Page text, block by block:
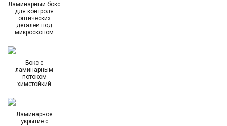
Ламинарный бокс
для контроля
оптических
деталей под
микроскопом
Бокс с
ламинарным
потоком
химстойкий
Ламинарное
укрытие с